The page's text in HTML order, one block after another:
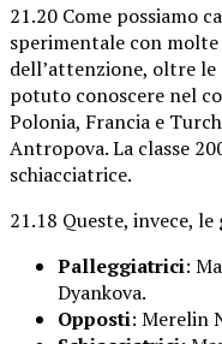
21.20 Come possiamo
sperimentale con
dell’attenzione, oltre
potuto conoscere nel
Polonia, Francia e
Antropova. La classe
schiacciatrice.
21.18 Queste, invece,
Palleggiatrici:
Dyankova.
Opposti: Merelin